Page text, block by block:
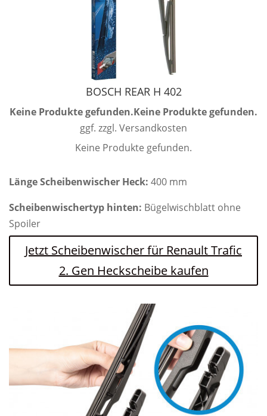
BOSCH REAR H 402
Keine Produkte gefunden.Keine Produkte gefunden.
ggf. zzgl. Versandkosten
Keine Produkte gefunden.
Länge Scheibenwischer Heck: 400 mm
Scheibenwischertyp hinten: Bügelwischblatt ohne
Spoiler
Jetzt Scheibenwischer für Renault Trafic
2. Gen Heckscheibe kaufen